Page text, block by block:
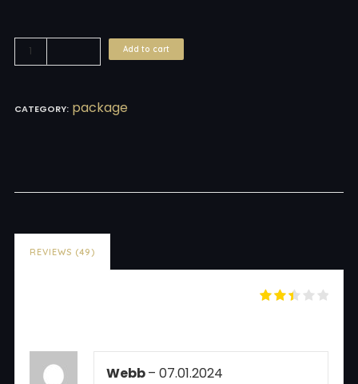
Add to cart
CATEGORY: package
REVIEWS (49)
Webb– 07.01.2024